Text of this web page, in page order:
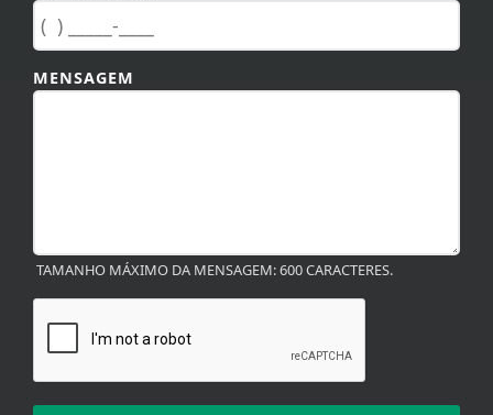
MENSAGEM
TAMANHO MÁXIMO DA MENSAGEM: 600 CARACTERES.